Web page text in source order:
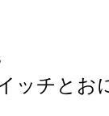
ッチとお